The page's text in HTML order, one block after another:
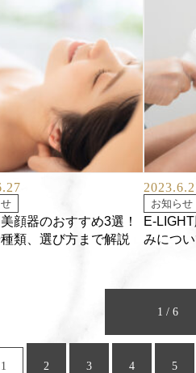
顔器のおすすめ3選！
類、選び方まで解説
お知らせ
E-
みにつ
1 / 6
1 2 3 4 5